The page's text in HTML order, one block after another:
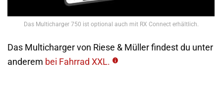
Das Multicharger 750 ist optional auch mit RX Connect erhältlich.
Das Multicharger von Riese & Müller findest du unter
anderem bei Fahrrad XXL.